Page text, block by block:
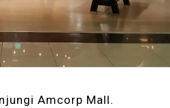
Amcorp Mall.